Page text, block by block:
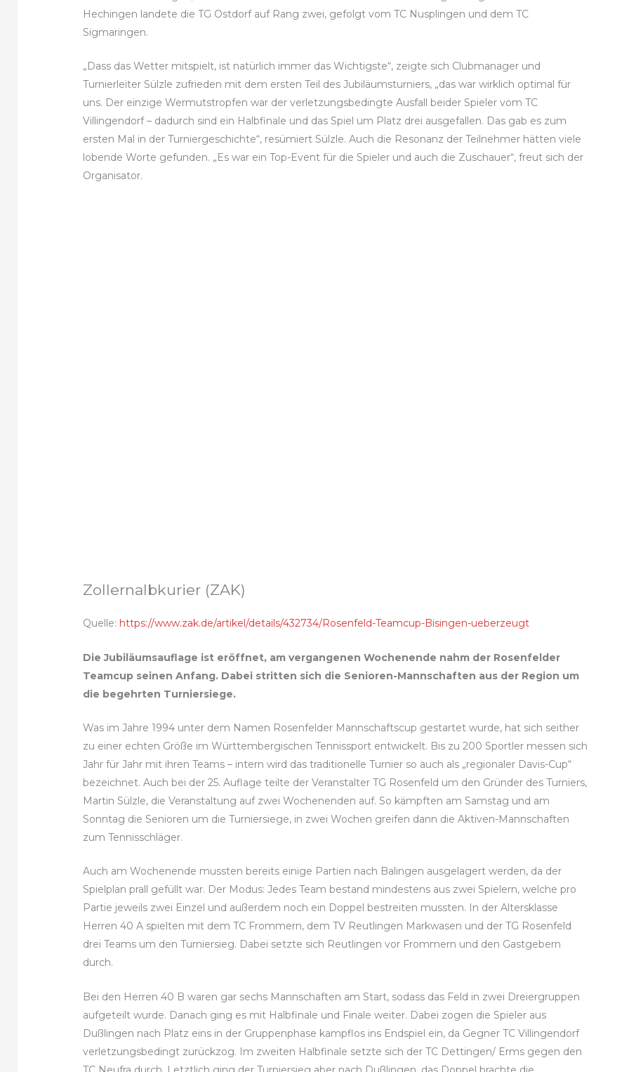
Hechingen landete die TG Ostdorf auf Rang zwei, gefolgt vom TC Nusplingen und dem TC
Sigmaringen.
„Dass das Wetter mitspielt, ist natürlich immer das Wichtigste“, zeigte sich Clubmanager und
Turnierleiter Sülzle zufrieden mit dem ersten Teil des Jubiläumsturniers, „das war wirklich optimal für
uns. Der einzige Wermutstropfen war der verletzungsbedingte Ausfall beider Spieler vom TC
Villingendorf – dadurch sind ein Halbfinale und das Spiel um Platz drei ausgefallen. Das gab es zum
ersten Mal in der Turniergeschichte“, resümiert Sülzle. Auch die Resonanz der Teilnehmer hätten viele
lobende Worte gefunden. „Es war ein Top-Event für die Spieler und auch die Zuschauer“, freut sich der
Organisator.
Zollernalbkurier (ZAK)
Quelle: https://www.zak.de/artikel/details/432734/Rosenfeld-Teamcup-Bisingen-ueberzeugt
Die Jubiläumsauflage ist eröffnet, am vergangenen Wochenende nahm der Rosenfelder
Teamcup seinen Anfang. Dabei stritten sich die Senioren-Mannschaften aus der Region um
die begehrten Turniersiege.
Was im Jahre 1994 unter dem Namen Rosenfelder Mannschaftscup gestartet wurde, hat sich seither
zu einer echten Größe im Württembergischen Tennissport entwickelt. Bis zu 200 Sportler messen sich
Jahr für Jahr mit ihren Teams – intern wird das traditionelle Turnier so auch als „regionaler Davis-Cup“
bezeichnet. Auch bei der 25. Auflage teilte der Veranstalter TG Rosenfeld um den Gründer des Turniers,
Martin Sülzle, die Veranstaltung auf zwei Wochenenden auf. So kämpften am Samstag und am
Sonntag die Senioren um die Turniersiege, in zwei Wochen greifen dann die Aktiven-Mannschaften
zum Tennisschläger.
Auch am Wochenende mussten bereits einige Partien nach Balingen ausgelagert werden, da der
Spielplan prall gefüllt war. Der Modus: Jedes Team bestand mindestens aus zwei Spielern, welche pro
Partie jeweils zwei Einzel und außerdem noch ein Doppel bestreiten mussten. In der Altersklasse
Herren 40 A spielten mit dem TC Frommern, dem TV Reutlingen Markwasen und der TG Rosenfeld
drei Teams um den Turniersieg. Dabei setzte sich Reutlingen vor Frommern und den Gastgebern
durch.
Bei den Herren 40 B waren gar sechs Mannschaften am Start, sodass das Feld in zwei Dreiergruppen
aufgeteilt wurde. Danach ging es mit Halbfinale und Finale weiter. Dabei zogen die Spieler aus
Dußlingen nach Platz eins in der Gruppenphase kampflos ins Endspiel ein, da Gegner TC Villingendorf
verletzungsbedingt zurückzog. Im zweiten Halbfinale setzte sich der TC Dettingen/ Erms gegen den